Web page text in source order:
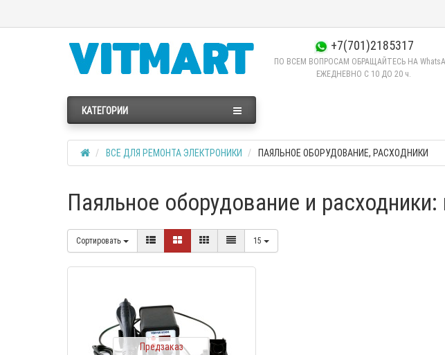
+7(701)2185317
ПО ВСЕМ ВОПРОСАМ ОБРАЩАЙТЕСЬ НА
ЕЖЕДНЕВНО C 10 ДО 20 ч.
КАТЕГОРИИ
ВСЕ ДЛЯ РЕМОНТА ЭЛЕКТРОНИКИ ПАЯЛЬНОЕ ОБОРУДОВАНИЕ, РАСХОДНИКИ
Паяльное оборудование и
Сортировать 15
Предзаказ